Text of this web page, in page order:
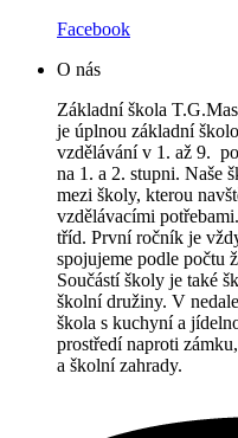
Facebook
O nás
Základní škola
je úplnou základní
vzdělávání v 1. až 9.
na 1. a 2. stupni. Naše
mezi školy, kterou
vzdělávacími
tříd. První ročník je
spojujeme podle počtu
Součástí školy je také
školní družiny. V
škola s kuchyní a
prostředí naproti
a školní zahrady.